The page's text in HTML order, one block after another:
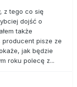
z tego co się
dojść o
także
producent pisze ze
jak będzie
roku polecę z...